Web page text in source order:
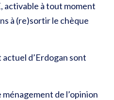
activable à tout moment
à (re)sortir le chèque
d’Erdogan sont
de l’opinion